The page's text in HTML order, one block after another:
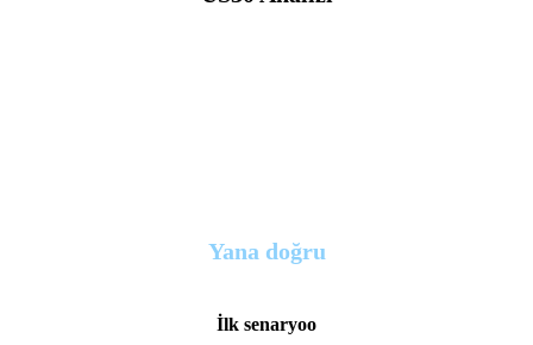
Yana doğru
İlk senaryoo